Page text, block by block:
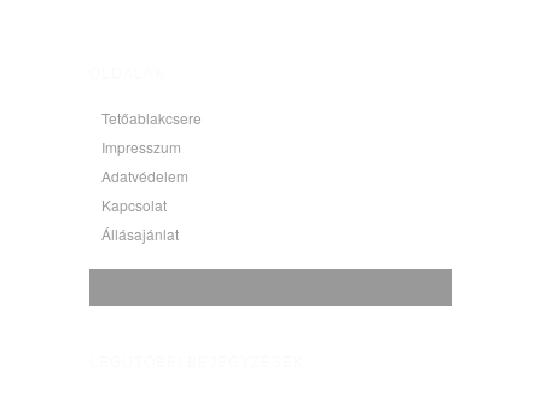
Tetőablakcsere
Impresszum
Adatvédelem
Kapcsolat
Állásajánlat